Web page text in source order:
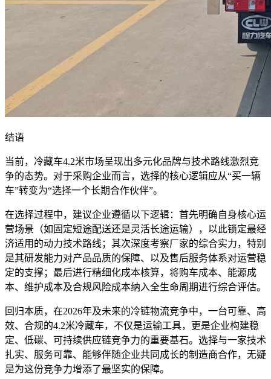
结语
当前，冷藏车4.2米市场呈现出多元化品牌与技术路线激烈竞
争的态势。对于采购企业而言，选择的核心逻辑应从“买一辆
车”转变为“选择一个长期合作伙伴”。
在选择过程中，建议企业遵循以下逻辑：首先明确自身核心运
营场景（如固定短途配送还是灵活长途运输），以此锁定最经
济适用的动力技术路线；其次深度考察厂家的综合实力，特别
是其研发能力对产品品质的保障、以及售后服务体系对运营稳
定的支撑；最后进行精细化成本核算，将购车成本、能源成
本、维护成本及合规风险成本纳入全生命周期进行综合评估。
回归本质，在2026年及未来的冷链物流竞争中，一台可靠、高
效、合规的4.2米冷藏车，不仅是运输工具，更是企业构建稳
定、低碳、可持续供应链竞争力的重要基石。选择与一家技术
扎实、服务可靠、能够伴随企业共同成长的制造商合作，无疑
是为这份竞争力增添了最坚实的保障。